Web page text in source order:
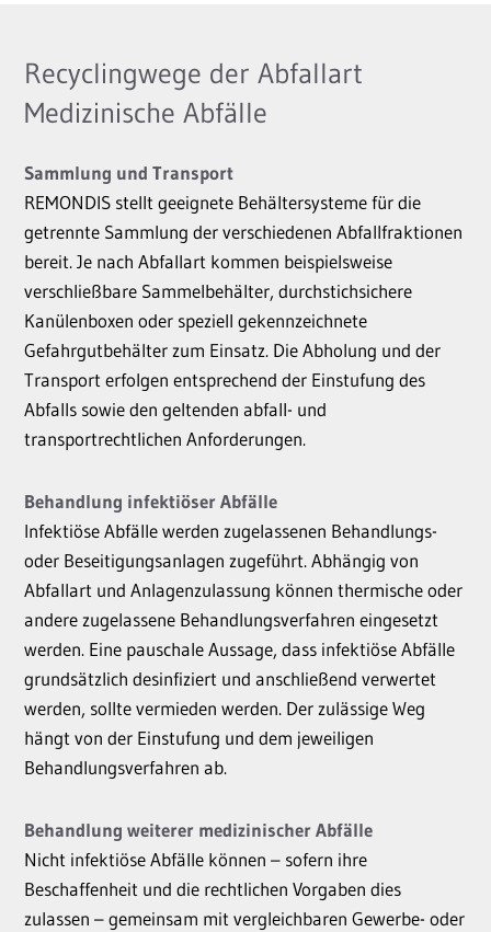
Recyclingwege der Abfallart
Medizinische Abfälle
Sammlung und Transport
REMONDIS stellt geeignete Behältersysteme für die
getrennte Sammlung der verschiedenen Abfallfraktionen
bereit. Je nach Abfallart kommen beispielsweise
verschließbare Sammelbehälter, durchstichsichere
Kanülenboxen oder speziell gekennzeichnete
Gefahrgutbehälter zum Einsatz. Die Abholung und der
Transport erfolgen entsprechend der Einstufung des
Abfalls sowie den geltenden abfall- und
transportrechtlichen Anforderungen.
Behandlung infektiöser Abfälle
Infektiöse Abfälle werden zugelassenen Behandlungs-
oder Beseitigungsanlagen zugeführt. Abhängig von
Abfallart und Anlagenzulassung können thermische oder
andere zugelassene Behandlungsverfahren eingesetzt
werden. Eine pauschale Aussage, dass infektiöse Abfälle
grundsätzlich desinfiziert und anschließend verwertet
werden, sollte vermieden werden. Der zulässige Weg
hängt von der Einstufung und dem jeweiligen
Behandlungsverfahren ab.
Behandlung weiterer medizinischer Abfälle
Nicht infektiöse Abfälle können – sofern ihre
Beschaffenheit und die rechtlichen Vorgaben dies
zulassen – gemeinsam mit vergleichbaren Gewerbe- oder